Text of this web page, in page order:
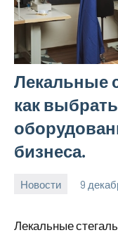
Лекальные
как
бизнеса.
Новости 9
Лекальные